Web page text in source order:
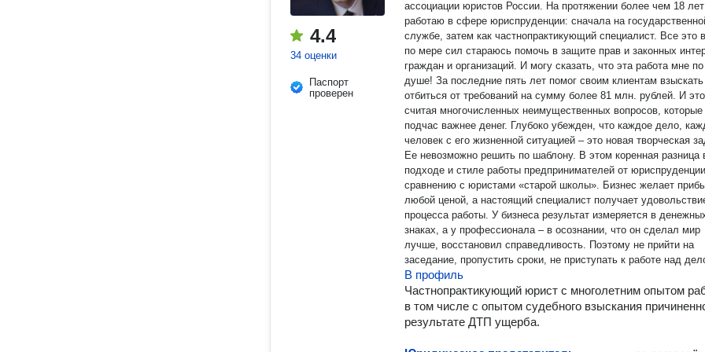
4.4
34 оценки
Паспорт
проверен
ассоциации юристов России. На протяжении более чем 18 лет я
работаю в сфере юриспруденции: сначала на
службе, затем как частнопрактикующий специалист. Все это
по мере сил стараюсь помочь в защите прав и законных
граждан и организаций. И могу сказать, что эта работа мне по
душе! За последние пять лет помог своим клиентам взыскать или
отбиться от требований на сумму более 81 млн. рублей. И
считая многочисленных неимущественных вопросов, которые
подчас важнее денег. Глубоко убежден, что каждое дело, каждый
человек с его жизненной ситуацией – это новая творческая
Ее невозможно решить по шаблону. В этом коренная разница
подходе и стиле работы предпринимателей от
сравнению с юристами «старой школы». Бизнес желает
любой ценой, а настоящий специалист получает
процесса работы. У бизнеса результат измеряется в
знаках, а у профессионала – в осознании, что он сделал мир
лучше, восстановил справедливость. Поэтому не прийти на
заседание, пропустить сроки, не приступать к работе над
(этим часто грешат современные юристы!) – это не про меня.
Конечно, мне далеко до великих мастеров адвокатуры и
юриспруденции прошлого и настоящего. Но, как мне кажется,
верном пути. Накопленные опыт и знания, постоянная работа
успешно бороться за интересы доверителя. Гарантирую, что,
В профиль
Частнопрактикующий юрист с многолетним опытом
в том числе с опытом судебного взыскания
результате ДТП ущерба.